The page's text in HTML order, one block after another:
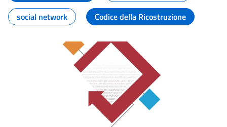
social network
Codice della Ricostruzione